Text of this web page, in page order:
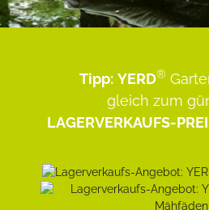
Tipp: YERD®
gleich zum
LAGERVERKAUFS-